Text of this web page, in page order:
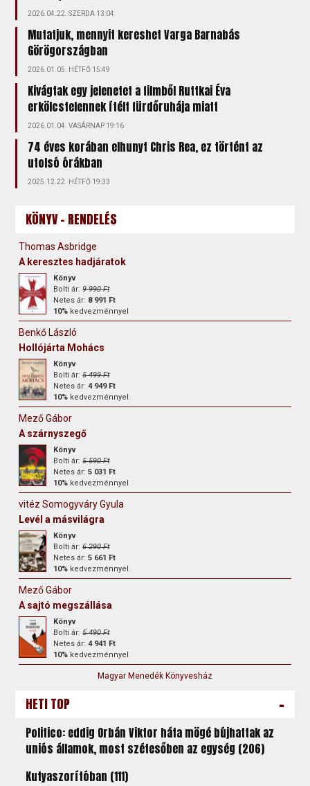
2026.04.22. SZERDA 13:04
Mutatjuk, mennyit kereshet Varga Barnabás
Görögországban
2026.01.05. HÉTFŐ 15:49
Kivágtak egy jelenetet a filmből Ruttkai Éva
erkölcstelennek ítélt fürdőruhája miatt
2026.01.04. VASÁRNAP 19:16
74 éves korában elhunyt Chris Rea, ez történt az
utolsó órákban
2025.12.22. HÉTFŐ 19:33
KÖNYV - RENDELÉS
Thomas Asbridge
A keresztes hadjáratok
Könyv
Bolti ár:9 990 Ft
Netes ár: 8 991 Ft
10% kedvezménnyel
Benkő László
Hollójárta Mohács
Könyv
Bolti ár:5 499 Ft
Netes ár:4 949 Ft
10% kedvezménnyel
Mező Gábor
A szárnyszegő
Könyv
Bolti ár:5 590 Ft
Netes ár:5 031 Ft
10% kedvezménnyel
vitéz Somogyváry Gyula
Levél a másvilágra
Könyv
Bolti ár:6 290 Ft
Netes ár:5 661 Ft
10% kedvezménnyel
Mező Gábor
A sajtó megszállása
Könyv
Bolti ár:5 490 Ft
Netes ár:4 941 Ft
10% kedvezménnyel
Magyar Menedék Könyvesház
HETI TOP -
Politico: eddig Orbán Viktor háta mögé bújhattak az
uniós államok, most szétesőben az egység (206)
Kutyaszorítóban (111)